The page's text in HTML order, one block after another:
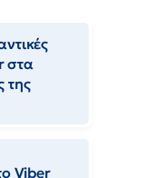
στα
της
Viber